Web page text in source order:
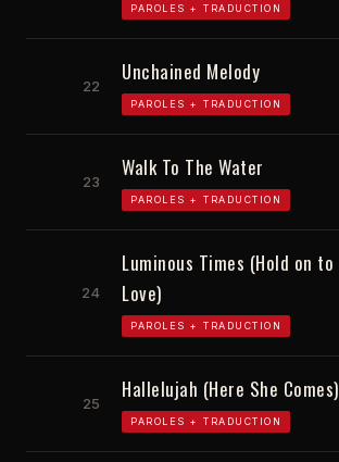
PAROLES + TRADUCTION
22
Unchained Melody
PAROLES + TRADUCTION
23
Walk To The Water
PAROLES + TRADUCTION
24
Luminous Times (Hold on to
Love)
PAROLES + TRADUCTION
25
Hallelujah (Here She Comes)
PAROLES + TRADUCTION